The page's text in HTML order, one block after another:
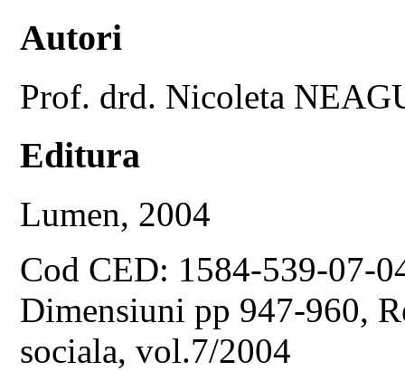
Autori
Prof. drd. Nicoleta
Editura
Lumen, 2004
Cod CED: 1584-539-07-
Dimensiuni pp 947-960,
sociala, vol.7/2004